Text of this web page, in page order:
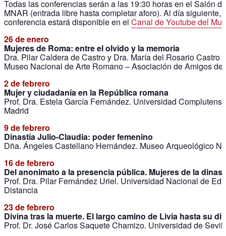
Todas las conferencias serán a las 19:30 horas en el Salón
MNAR (entrada libre hasta completar aforo). Al día siguiente,
conferencia estará disponible en el Canal de Youtube del
26 de enero
Mujeres de Roma: entre el olvido y la memoria
Dra. Pilar Caldera de Castro y Dra. María del Rosario Castro
Museo Nacional de Arte Romano – Asociación de Amigos
2 de febrero
​Mujer y ciudadanía en la República romana
Prof. Dra. Estela García Fernández. Universidad
Madrid
9 de febrero
Dinastía Julio-Claudia: poder femenino
Dña. Ángeles Castellano Hernández. Museo Arqueológico
16 de febrero
Del anonimato a la presencia pública. Mujeres de la
Prof. Dra. Pilar Fernández Uriel. Universidad Nacional de
Distancia
23 de febrero
Divina tras la muerte. El largo camino de Livia hasta su
Prof. Dr. José Carlos Saquete Chamizo. Universidad de